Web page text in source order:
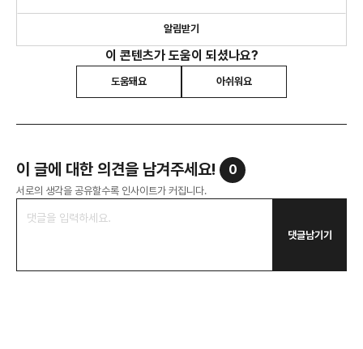
알림받기
이 콘텐츠가 도움이 되셨나요?
도움돼요 아쉬워요
이 글에 대한 의견을 남겨주세요! 0
서로의 생각을 공유할수록 인사이트가 커집니다.
댓글남기기